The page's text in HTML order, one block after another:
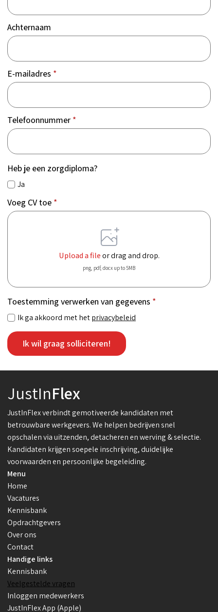
Achternaam
E-mailadres *
Telefoonnummer *
Heb je een zorgdiploma?
Ja
Voeg CV toe *
Upload a fileor drag and drop.
png, pdf, docx up to 5MB
Toestemming verwerken van gegevens *
Ik ga akkoord met hetprivacybeleid
Ik wil graag solliciteren!
JustInFlex
JustInFlex verbindt gemotiveerde kandidaten met
betrouwbare werkgevers. We helpen bedrijven snel
opschalen via uitzenden, detacheren en werving & selectie.
Kandidaten krijgen soepele inschrijving, duidelijke
voorwaarden en persoonlijke begeleiding.
Menu
Home
Vacatures
Kennisbank
Opdrachtgevers
Over ons
Contact
Handige links
Kennisbank
Veelgestelde vragen
Inloggen medewerkers
JustInFlex App (Apple)